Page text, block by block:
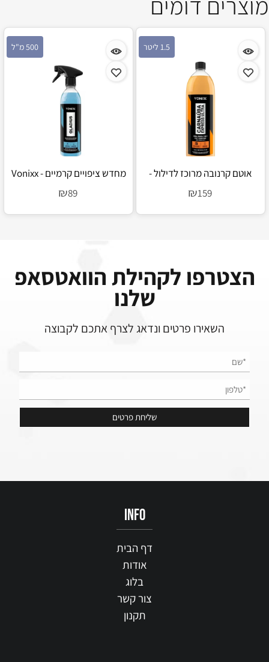
1.5 ליטר
אוטם קרנובה מרוכז לדילול -
₪159
500 מ"ל
מחדש ציפויים קרמיים - Vonixx
₪89
הצטרפו לקהילת הוואטסאפ
שלנו
השאירו פרטים ונדאג לצרף אתכם לקבוצה
info
דף הבית
אודות
בלוג
צור קשר
תקנון